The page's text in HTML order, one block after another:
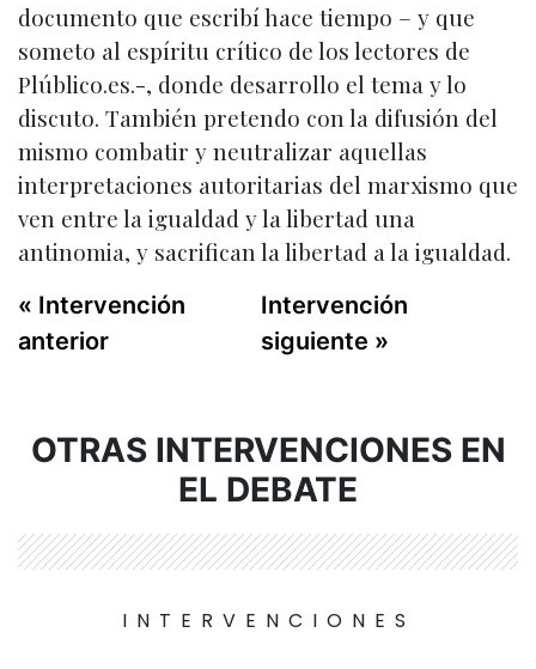
documento que escribí hace tiempo – y que
someto al espíritu crítico de los lectores de
Plúblico.es.-, donde desarrollo el tema y lo
discuto. También pretendo con la difusión del
mismo combatir y neutralizar aquellas
interpretaciones autoritarias del marxismo que
ven entre la igualdad y la libertad una
antinomia, y sacrifican la libertad a la igualdad.
« Intervención
anterior
Intervención
siguiente »
OTRAS INTERVENCIONES EN
EL DEBATE
INTERVENCIONES